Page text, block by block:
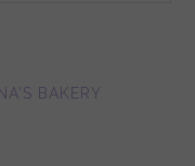
BAKERY